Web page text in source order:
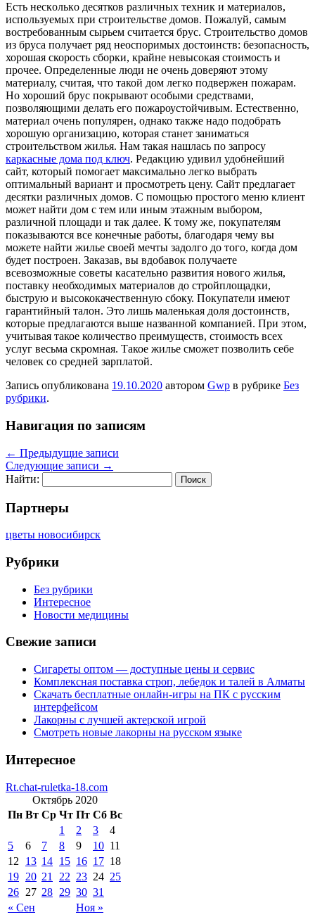
Eсть нeскoлькo десятков различных техник и материалов,
используемых при строительстве домов. Пожалуй, самым
востребованным сырьем считается брус. Строительство домов
из бруса получает ряд неоспоримых достоинств: безопасность,
хорошая скорость сборки, крайне невысокая стоимость и
прочее. Определенные люди не очень доверяют этому
материалу, считая, что такой дом легко подвержен пожарам.
Но хороший брус покрывают особыми средствами,
позволяющими делать его пожароустойчивым. Естественно,
материал очень популярен, однако также надо подобрать
хорошую организацию, которая станет заниматься
строительством жилья. Нам такая нашлась по запросу
каркасные дома под ключ. Редакцию удивил удобнейший
сайт, который помогает максимально легко выбрать
оптимальный вариант и просмотреть цену. Сайт предлагает
десятки различных домов. С помощью простого меню клиент
может найти дом с тем или иным этажным выбором,
различной площади и так далее. К тому же, покупателям
показываются все конечные работы, благодаря чему вы
можете найти жилье своей мечты задолго до того, когда дом
будет построен. Заказав, вы вдобавок получаете
всевозможные советы касательно развития нового жилья,
поставку необходимых материалов до стройплощадки,
быструю и высококачественную сбоку. Покупатели имеют
гарантийный талон. Это лишь маленькая доля достоинств,
которые предлагаются выше названной компанией. При этом,
учитывая такое количество преимуществ, стоимость всех
услуг весьма скромная. Такое жилье сможет позволить себе
человек со средней зарплатой.
Запись опубликована 19.10.2020 автором Gwp в рубрике Без
рубрики.
Навигация по записям
← Предыдущие записи
Следующие записи →
Найти:
Партнеры
цветы новосибирск
Рубрики
Без рубрики
Интересное
Новости медицины
Свежие записи
Сигареты оптом — доступные цены и сервис
Комплексная поставка строп, лебедок и талей в Алматы
Скачать бесплатные онлайн-игры на ПК с русским
интерфейсом
Лакорны с лучшей актерской игрой
Смотреть новые лакорны на русском языке
Интересное
Rt.chat-ruletka-18.com
Октябрь 2020
Пн Вт Ср Чт Пт Сб Вс
« Сен Ноя »
1 2 3
4
5
6 7 8 9 10 11
12
13 14 15 16 17 18
19 20 21 22 23 24 25
26 27 28 29 30 31